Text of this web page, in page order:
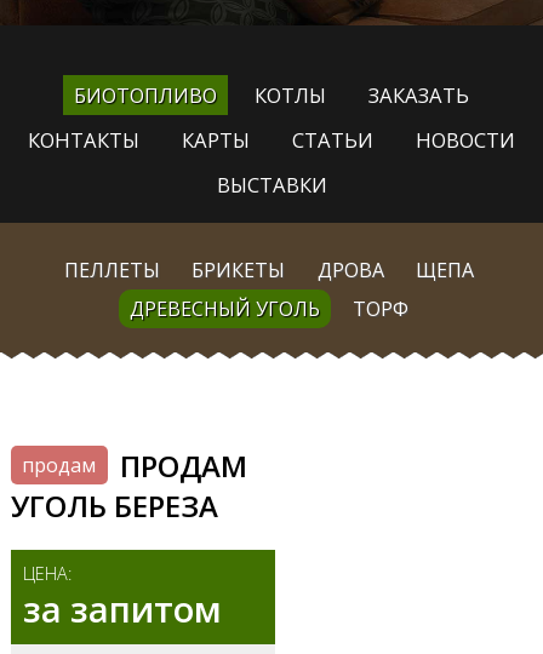
БИОТОПЛИВО КОТЛЫ
ЗАКАЗАТЬ
КОНТАКТЫ
КАРТЫ СТАТЬИ
НОВОСТИ
ВЫСТАВКИ
ПЕЛЛЕТЫ БРИКЕТЫ ДРОВА
ЩЕПА
ДРЕВЕСНЫЙ УГОЛЬ
ТОРФ
продам
ПРОДАМ
УГОЛЬ БЕРЕЗА
ЦЕНА:
за запитом